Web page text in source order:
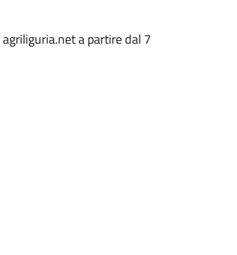
a partire dal 7